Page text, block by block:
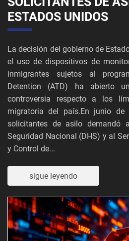
ESTADOS UNIDOS
La decisión del gobierno de
el uso de dispositivos de
inmigrantes sujetos al
Detention (ATD) ha abierto
controversia respecto a los
migratoria del país.En junio
solicitantes de asilo demandó
Seguridad Nacional (DHS) y al
y Control de...
sigue leyendo